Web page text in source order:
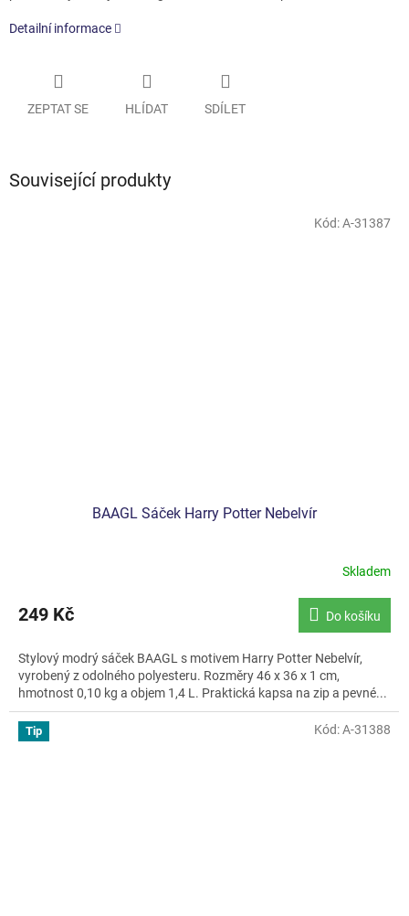
Detailní informace
ZEPTAT SE HLÍDAT SDÍLET
Související produkty
BAAGL Sáček Harry Potter Nebelvír
Skladem
249 Kč Do košíku
Stylový modrý sáček BAAGL s motivem Harry Potter Nebelvír,
vyrobený z odolného polyesteru. Rozměry 46 x 36 x 1 cm,
hmotnost 0,10 kg a objem 1,4 L. Praktická kapsa na zip a pevné...
Kód:A-31387
Tip Kód:A-31388